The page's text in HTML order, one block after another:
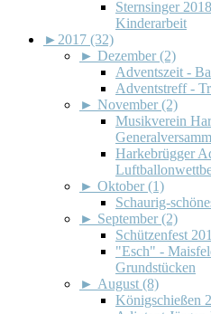
Sternsinger
Kinderarbeit
► 2017 (32)
► Dezember (2)
Adventszeit -
Adventstreff -
► November (2)
Musikverein
Harkebrügger
► Oktober (1)
Schaurig-
► September (2)
Schützenfest
"Esch" -
Grundstücken
► August (8)
Königschießen